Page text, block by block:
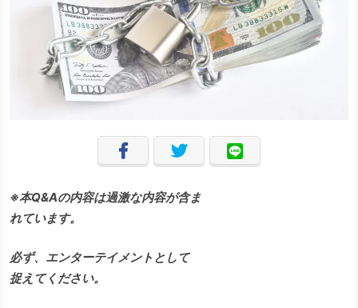
※本Q&Aの内容は過激な内容が含ま
れています。
必ず、エンターテイメントとして
捉えてください。